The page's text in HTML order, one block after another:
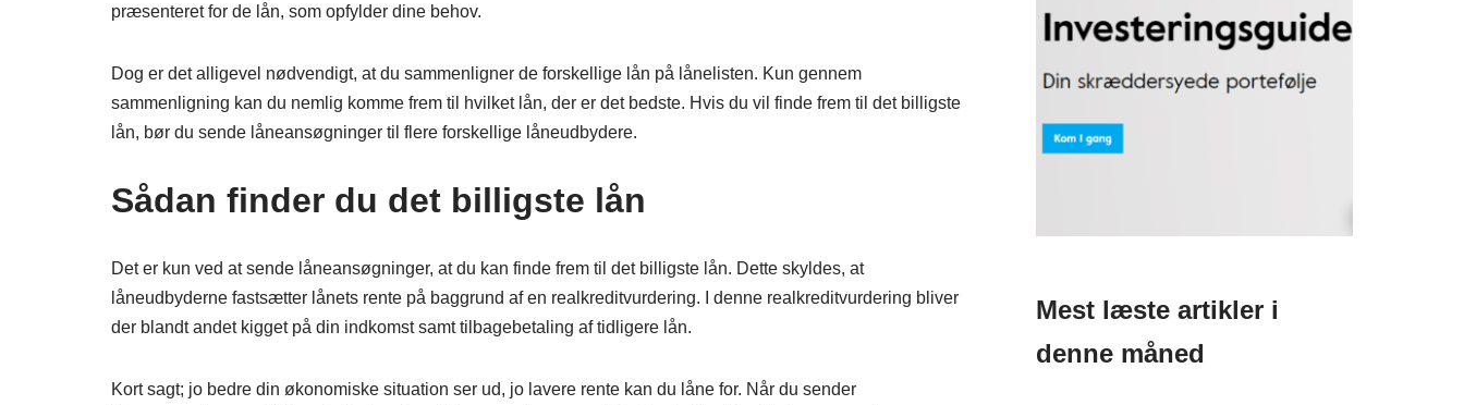
præsenteret for de lån, som opfylder dine behov.
Dog er det alligevel nødvendigt, at du sammenligner de forskellige lån på lånelisten. Kun gennem
sammenligning kan du nemlig komme frem til hvilket lån, der er det bedste. Hvis du vil finde frem til det billigste
lån, bør du sende låneansøgninger til flere forskellige låneudbydere.
Sådan finder du det billigste lån
Det er kun ved at sende låneansøgninger, at du kan finde frem til det billigste lån. Dette skyldes, at
låneudbyderne fastsætter lånets rente på baggrund af en realkreditvurdering. I denne realkreditvurdering bliver
der blandt andet kigget på din indkomst samt tilbagebetaling af tidligere lån.
Kort sagt; jo bedre din økonomiske situation ser ud, jo lavere rente kan du låne for. Når du sender
Mest læste artikler i
denne måned